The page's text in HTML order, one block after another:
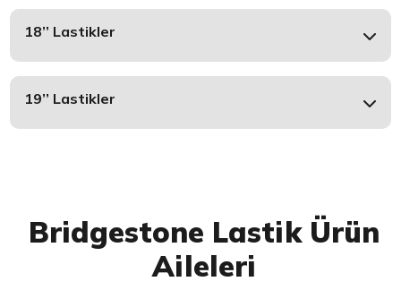
18’’ Lastikler
19’’ Lastikler
Bridgestone Lastik Ürün
Aileleri